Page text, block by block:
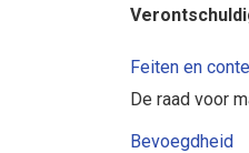
Feiten en
De raad voor
Bevoegdheid